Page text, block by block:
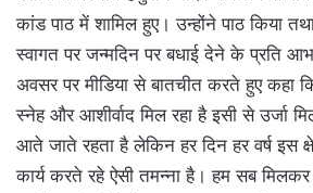
कांड पाठ में शामिल हुए। उन्होंने पाठ किया तथा
स्वागत पर जन्मदिन पर बधाई देने के प्रति
अवसर पर मीडिया से बातचीत करते हुए कहा
स्नेह और आशीर्वाद मिल रहा है इसी से उर्जा
आते जाते रहता है लेकिन हर दिन हर वर्ष इस
कार्य करते रहे ऐसी तमन्ना है। हम सब